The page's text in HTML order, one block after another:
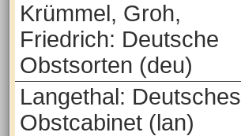
Krümmel, Groh,
Friedrich: Deutsche
Obstsorten (deu)
Langethal: Deutsches
Obstcabinet (lan)